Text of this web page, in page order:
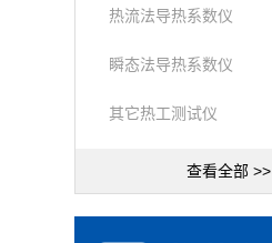
热流法导热系数仪
瞬态法导热系数仪
其它热工测试仪
查看全部 >>